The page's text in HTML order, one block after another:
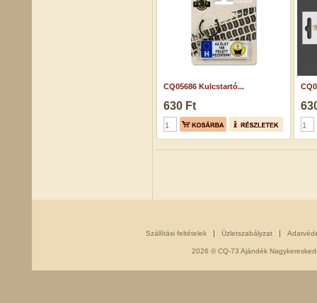
CQ05686 Kulcstartó...
630 Ft
Szállítási feltételek Üzletszabályzat
2026 © CQ-73 Ajándék